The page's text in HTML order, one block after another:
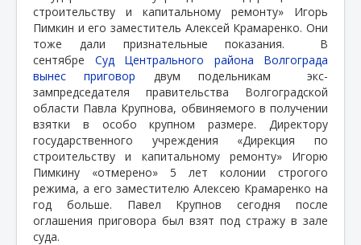
строительству и капитальному ремонту» Игорь
Пимкин и его заместитель Алексей Крамаренко. Они
тоже дали признательные показания. В
сентябре Суд Центрального района Волгограда
вынес приговор двум подельникам экс-
зампредседателя правительства Волгоградской
области Павла Крупнова, обвиняемого в получении
взятки в особо крупном размере. Директору
государственного учреждения «Дирекция по
строительству и капитальному ремонту» Игорю
Пимкину «отмерено» 5 лет колонии строгого
режима, а его заместителю Алексею Крамаренко на
год больше. Павел Крупнов сегодня после
оглашения приговора был взят под стражу в зале
суда.